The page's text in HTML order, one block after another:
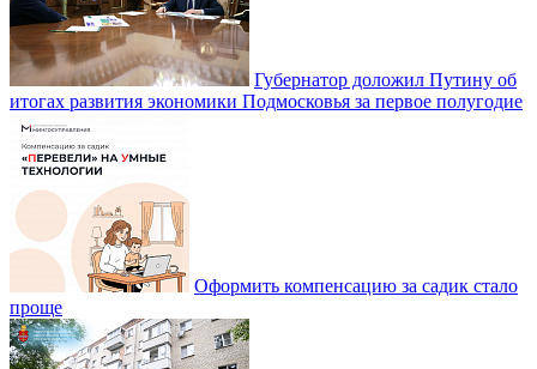
Губернатор доложил Путину об
итогах развития экономики Подмосковья за первое полугодие
Оформить компенсацию за садик стало
проще